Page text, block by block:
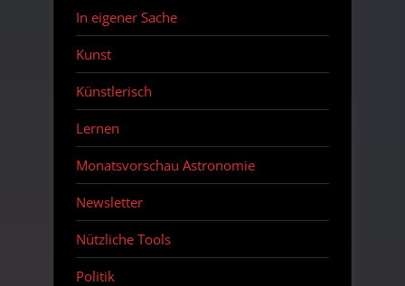
In eigener Sache
Kunst
Künstlerisch
Lernen
Monatsvorschau Astronomie
Newsletter
Nützliche Tools
Politik